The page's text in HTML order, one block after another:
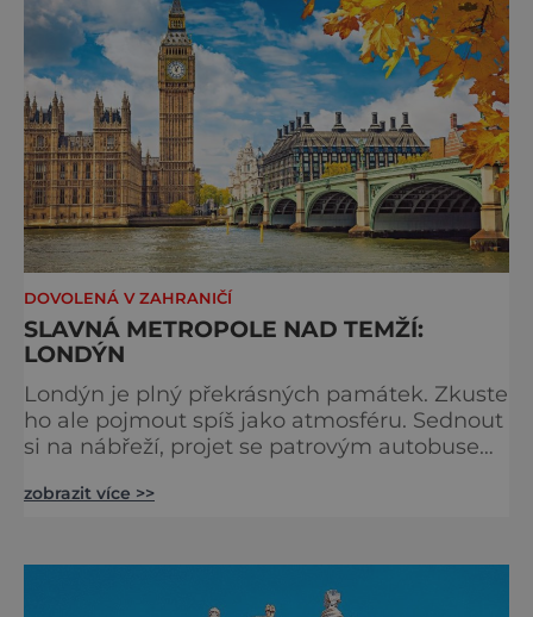
abyste do Buckinghamského paláce viděli
vjíždět či odjíždět královnu Alž
DOVOLENÁ V ZAHRANIČÍ
SLAVNÁ METROPOLE NAD TEMŽÍ:
LONDÝN
Londýn je plný překrásných památek. Zkuste
ho ale pojmout spíš jako atmosféru. Sednout
si na nábřeží, projet se patrovým autobusem
Beatles nebo třeba samotný admirál Nelson.
kontinentech. Kdo tady nikdy nebyl, toho
zobrazit více >>